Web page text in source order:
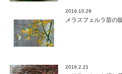
2016.10.29
メラスフェルラ苗の
2016.2.21